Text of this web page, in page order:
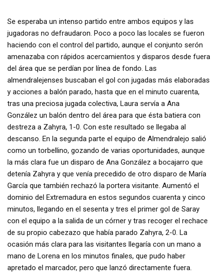
Se esperaba un intenso partido entre ambos equipos y las
jugadoras no defraudaron. Poco a poco las locales se fueron
haciendo con el control del partido, aunque el conjunto serón
amenazaba con rápidos acercamientos y disparos desde fuera
del área que se perdían por línea de fondo. Las
almendralejenses buscaban el gol con jugadas más elaboradas
y acciones a balón parado, hasta que en el minuto cuarenta,
tras una preciosa jugada colectiva, Laura servía a Ana
González un balón dentro del área para que ésta batiera con
destreza a Zahyra, 1-0. Con este resultado se llegaba al
descanso. En la segunda parte el equipo de Almendralejo salió
como un torbellino, gozando de varias oportunidades, aunque
la más clara fue un disparo de Ana González a bocajarro que
detenía Zahyra y que venía precedido de otro disparo de María
García que también rechazó la portera visitante. Aumentó el
dominio del Extremadura en estos segundos cuarenta y cinco
minutos, llegando en el sesenta y tres el primer gol de Saray
con el equipo a la salida de un córner y tras recoger el rechace
de su propio cabezazo que había parado Zahyra, 2-0. La
ocasión más clara para las visitantes llegaría con un mano a
mano de Lorena en los minutos finales, que pudo haber
apretado el marcador, pero que lanzó directamente fuera.